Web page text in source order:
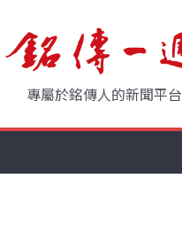
專屬於銘傳人的新聞平台